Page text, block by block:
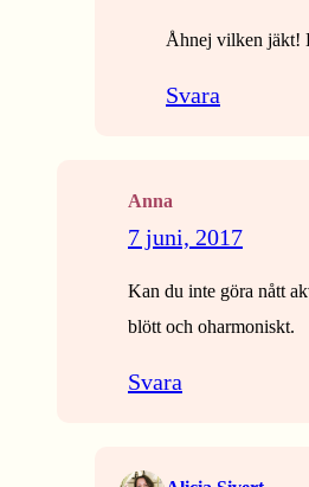
Åhnej vilken jäkt!
Svara
Anna
7 juni, 2017
Kan du inte göra nått
blött och oharmoniskt.
Svara